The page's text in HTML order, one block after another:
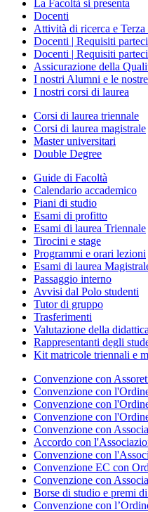
La Facoltà si presenta
Docenti
Attività di ricerca e Terza
Docenti | Requisiti
Docenti | Requisiti
Assicurazione della
I nostri Alumni e le
I nostri corsi di laurea
Corsi di laurea triennale
Corsi di laurea magistrale
Master universitari
Double Degree
Guide di Facoltà
Calendario accademico
Piani di studio
Esami di profitto
Esami di laurea Triennale
Tirocini e stage
Programmi e orari lezioni
Esami di laurea
Passaggio interno
Avvisi dal Polo studenti
Tutor di gruppo
Trasferimenti
Valutazione della didattica
Rappresentanti degli
Kit matricole triennali e
Convenzione con
Convenzione con
Convenzione con
Convenzione con
Convenzione con
Accordo con
Convenzione con
Convenzione EC con
Convenzione con
Borse di studio e premi
Convenzione con